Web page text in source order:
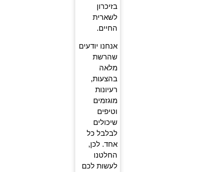
בזיכרון
לשארית
החיים.
אנחנו יודעים
שהרשת
מלאה
בהצעות,
רעיונות
מוגזמים
וטיפים
שיכולים
לבלבל כל
אחד. לכן,
החלטנו
לעשות לכם